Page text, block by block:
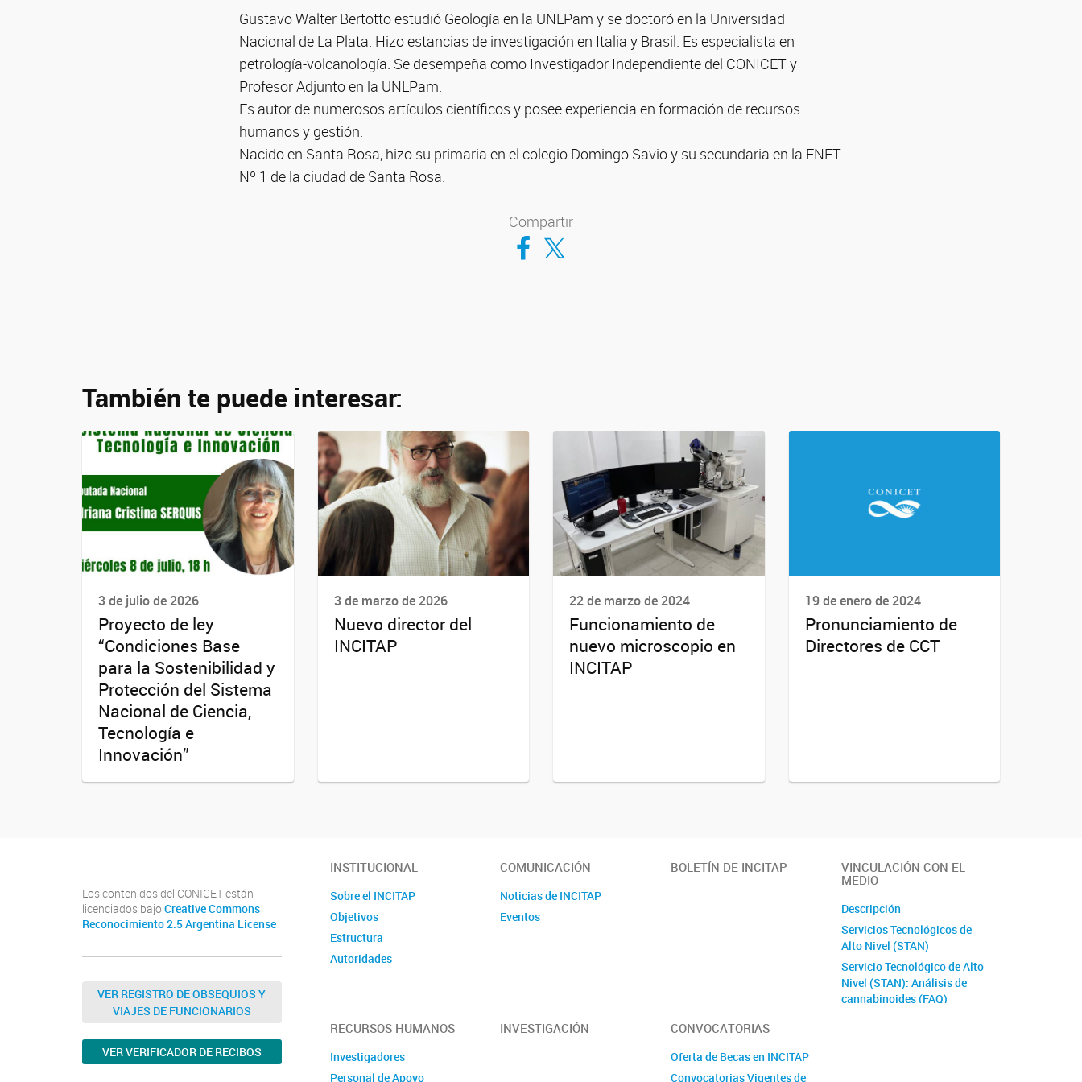
Gustavo Walter Bertotto estudió Geología en la UNLPam y se doctoró en la Universidad
Nacional de La Plata. Hizo estancias de investigación en Italia y Brasil. Es especialista en
petrología-volcanología. Se desempeña como Investigador Independiente del CONICET y
Profesor Adjunto en la UNLPam.
Es autor de numerosos artículos científicos y posee experiencia en formación de recursos
humanos y gestión.
Nacido en Santa Rosa, hizo su primaria en el colegio Domingo Savio y su secundaria en la ENET
Nº 1 de la ciudad de Santa Rosa.
Compartir
Compartir en Facebook
Compartir en Twitter
También te puede interesar:
3 de julio de 2026
Proyecto de ley
“Condiciones Base
para la Sostenibilidad y
Protección del Sistema
Nacional de Ciencia,
Tecnología e
Innovación”
3 de marzo de 2026
Nuevo director del
INCITAP
22 de marzo de 2024
Funcionamiento de
nuevo microscopio en
INCITAP
19 de enero de 2024
Pronunciamiento de
Directores de CCT
Los contenidos del CONICET están
licenciados bajo Creative Commons
Reconocimiento 2.5 Argentina License
VER REGISTRO DE OBSEQUIOS Y
VIAJES DE FUNCIONARIOS
VER VERIFICADOR DE RECIBOS
INSTITUCIONAL
Sobre el INCITAP
Objetivos
Estructura
Autoridades
COMUNICACIÓN
Noticias de INCITAP
Eventos
BOLETÍN DE INCITAP
VINCULACIÓN CON EL
MEDIO
Descripción
Servicios Tecnológicos de
Alto Nivel (STAN)
Servicio Tecnológico de Alto
Nivel (STAN): Análisis de
cannabinoides (FAQ)
RECURSOS HUMANOS
Investigadores
Personal de Apoyo
INVESTIGACIÓN CONVOCATORIAS
Oferta de Becas en INCITAP
Convocatorias Vigentes de